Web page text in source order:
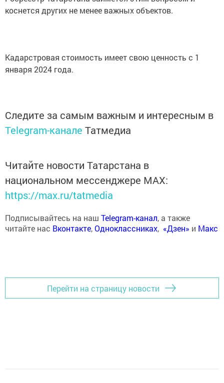
коснется других не менее важных объектов.
Кадарстровая стоимость имеет свою ценность с 1
января 2024 года.
Следите за самым важным и интересным в
Telegram-канале Татмедиа
Читайте новости Татарстана в
национальном мессенджере MАХ:
https://max.ru/tatmedia
Подписывайтесь на наш Telegram-канал, а также
читайте нас Вконтакте,Одноклассниках, «Дзен» и Макс
Перейти на страницу новости